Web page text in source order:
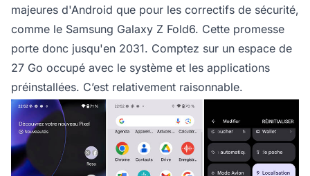
majeures d'Android que pour les correctifs de sécurité,
comme le Samsung Galaxy Z Fold6. Cette promesse
porte donc jusqu'en 2031. Comptez sur un espace de
27 Go occupé avec le système et les applications
préinstallées. C’est relativement raisonnable.